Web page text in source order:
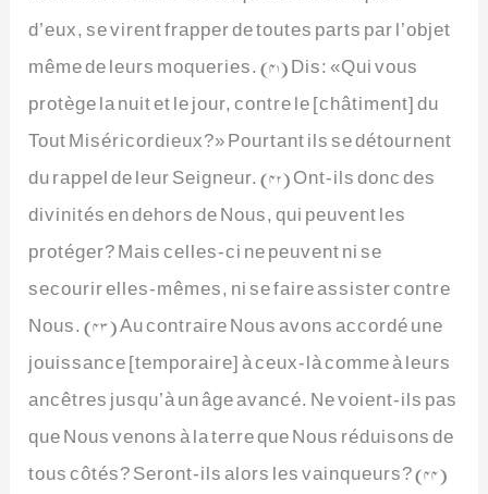
d’eux, se virent frapper de toutes parts par l’objet
même de leurs moqueries. (41) Dis: «Qui vous
protège la nuit et le jour, contre le [châtiment] du
Tout Miséricordieux?» Pourtant ils se détournent
du rappel de leur Seigneur. (42) Ont-ils donc des
divinités en dehors de Nous, qui peuvent les
protéger? Mais celles-ci ne peuvent ni se
secourir elles-mêmes, ni se faire assister contre
Nous. (43) Au contraire Nous avons accordé une
jouissance [temporaire] à ceux-là comme à leurs
ancêtres jusqu’à un âge avancé. Ne voient-ils pas
que Nous venons à la terre que Nous réduisons de
tous côtés? Seront-ils alors les vainqueurs? (44)